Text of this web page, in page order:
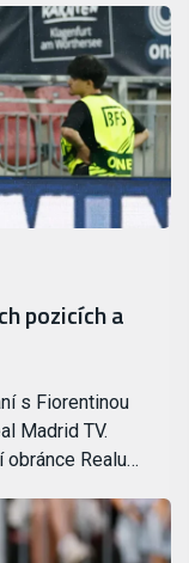
pozicích a
s Fiorentinou
Madrid TV.
Realu…